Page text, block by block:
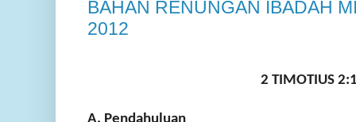
BAHAN RENUNGAN IBADAH
2012
2 TIMOTIUS